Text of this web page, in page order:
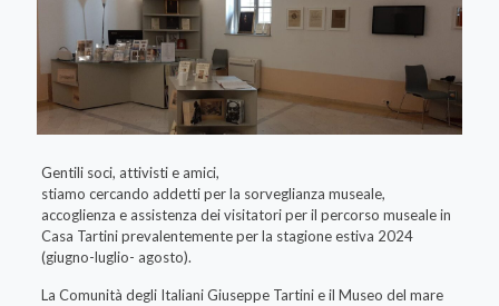
Gentili soci, attivisti e amici,
stiamo cercando addetti per la sorveglianza museale,
accoglienza e assistenza dei visitatori per il percorso museale in
Casa Tartini prevalentemente per la stagione estiva 2024
(giugno-luglio- agosto).
La Comunità degli Italiani Giuseppe Tartini e il Museo del mare